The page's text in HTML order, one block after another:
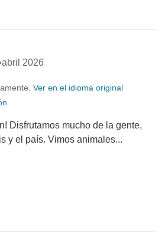
abril 2026
Ver en el idioma original
Disfrutamos mucho de la gente,
y el país. Vimos animales...